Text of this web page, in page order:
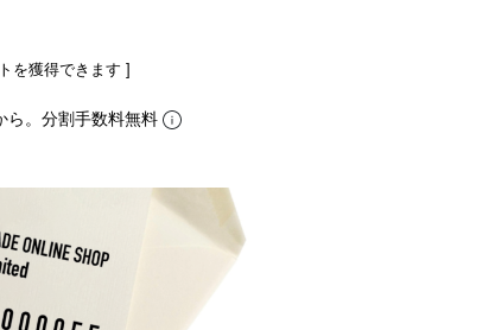
を獲得できます ]
ら。分割手数料無料